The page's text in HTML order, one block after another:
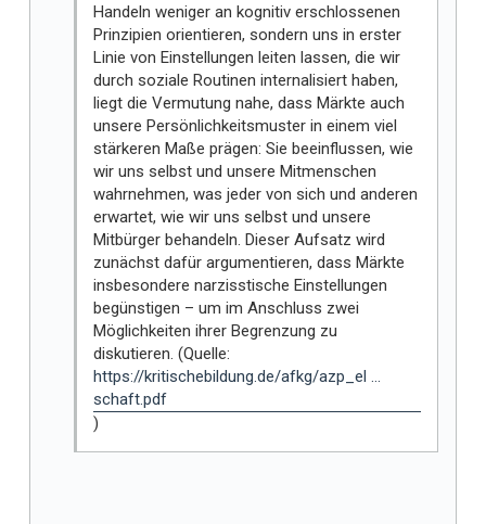
Handeln weniger an kognitiv erschlossenen
Prinzipien orientieren, sondern uns in erster
Linie von Einstellungen leiten lassen, die wir
durch soziale Routinen internalisiert haben,
liegt die Vermutung nahe, dass Märkte auch
unsere Persönlichkeitsmuster in einem viel
stärkeren Maße prägen: Sie beeinflussen, wie
wir uns selbst und unsere Mitmenschen
wahrnehmen, was jeder von sich und anderen
erwartet, wie wir uns selbst und unsere
Mitbürger behandeln. Dieser Aufsatz wird
zunächst dafür argumentieren, dass Märkte
insbesondere narzisstische Einstellungen
begünstigen – um im Anschluss zwei
Möglichkeiten ihrer Begrenzung zu
diskutieren. (Quelle:
https://kritischebildung.de/afkg/azp_el ...
schaft.pdf
)